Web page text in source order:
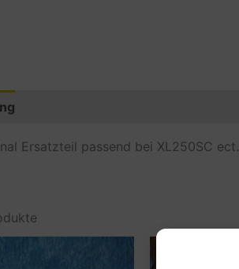
Ersatzteil passend bei XL250SC ect.